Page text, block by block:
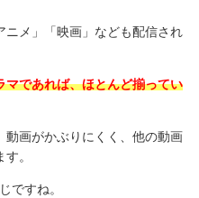
ニメ」「映画」なども配信され
マであれば、ほとんど揃ってい
動画がかぶりにくく、他の動画
。
ですね。